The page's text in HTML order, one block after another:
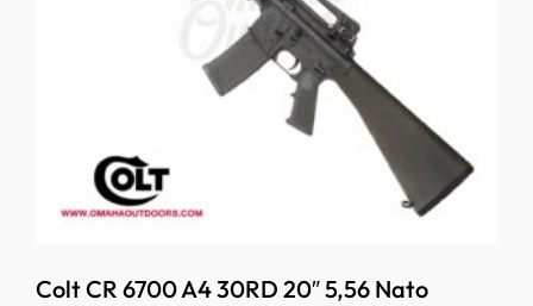
Colt CR 6700 A4 30RD 20″ 5,56 Nato